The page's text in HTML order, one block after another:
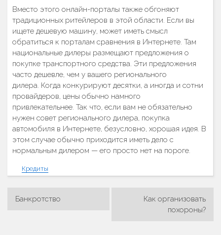
Вместо этого онлайн-порталы также обгоняют
традиционных ритейлеров в этой области. Если вы
ищете дешевую машину, может иметь смысл
обратиться к порталам сравнения в Интернете. Там
национальные дилеры размещают предложения о
покупке транспортного средства. Эти предложения
часто дешевле, чем у вашего регионального
дилера. Когда конкурируют десятки, а иногда и сотни
провайдеров, цены обычно намного
привлекательнее. Так что, если вам не обязательно
нужен совет регионального дилера, покупка
автомобиля в Интернете, безусловно, хорошая идея. В
этом случае обычно приходится иметь дело с
нормальным дилером — его просто нет на пороге.
Кредиты
Банкротство
Как организовать
похороны?